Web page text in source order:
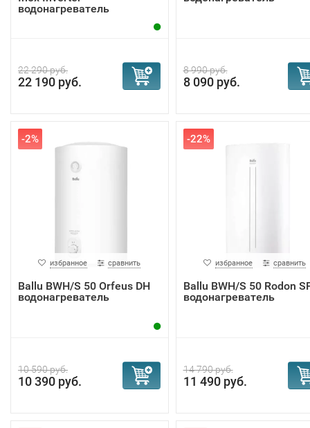
водонагреватель
22 290 руб.
22 190 руб.
8 990 руб.
8 090 руб.
-2%
избранное сравнить
Ballu BWH/S 50 Orfeus DH
водонагреватель
10 590 руб.
10 390 руб.
-22%
избранное сравнить
Ballu BWH/S 50 Rodon
водонагреватель
14 790 руб.
11 490 руб.